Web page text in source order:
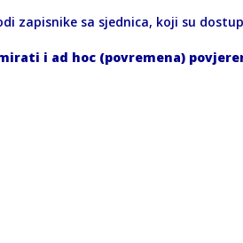
zapisnike sa sjednica, koji su
i ad hoc (povremena)